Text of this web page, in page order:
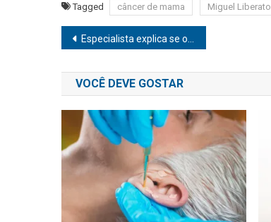
Tagged câncer de mama Miguel Liberato
Navegação
de
Post
Especialista explica se o uso de DIU está relacionado à aumento do risco de câncer de mama
VOCÊ DEVE GOSTAR